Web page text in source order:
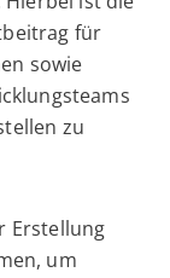
für
sowie
zu
Erstellung
um